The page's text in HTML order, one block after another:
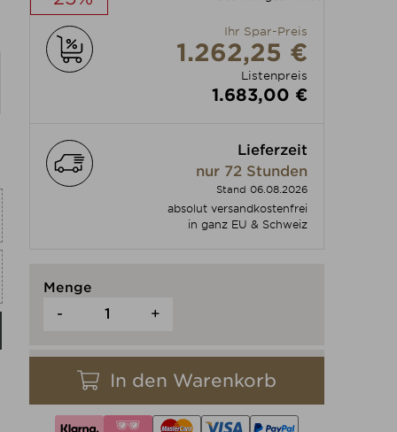
individuell anpassen
Ihr Spar-Preis
1.262,25 €
Listenpreis
1.683,00 €
Lieferzeit
nur 72 Stunden
Stand 06.08.2026
absolut versandkostenfrei
in ganz EU & Schweiz
Menge
- +
In den Warenkorb